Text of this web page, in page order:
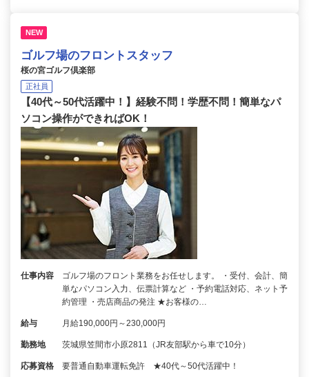
NEW
ゴルフ場のフロントスタッフ
桜の宮ゴルフ倶楽部
正社員
【40代～50代活躍中！】経験不問！学歴不問！簡単なパ
ソコン操作ができればOK！
仕事内容
ゴルフ場のフロント業務をお任せします。 ・受付、会計、簡
単なパソコン入力、伝票計算など ・予約電話対応、ネット予
約管理 ・売店商品の発注 ★お客様の…
給与 月給190,000円～230,000円
勤務地 茨城県笠間市小原2811（JR友部駅から車で10分）
応募資格 要普通自動車運転免許 ★40代～50代活躍中！